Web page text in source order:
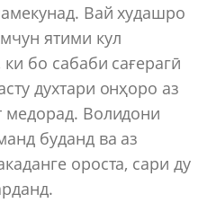
Вай худашро
ятими кул
бо сабаби сағерагӣ
духтари онҳоро аз
Волидони
буданд ва аз
ороста, сари ду